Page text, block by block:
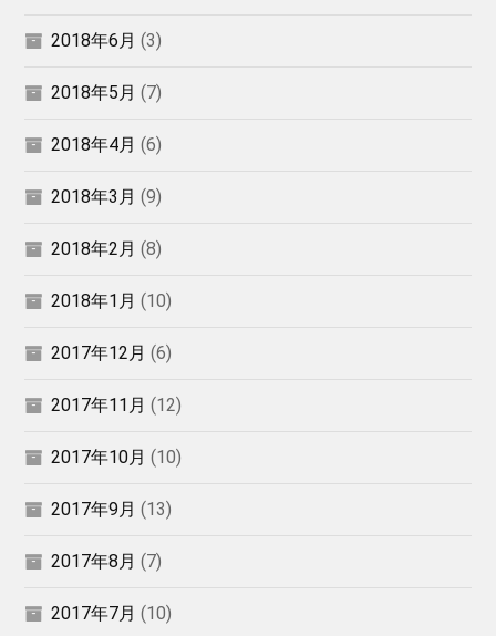
2018年6月 (3)
2018年5月 (7)
2018年4月 (6)
2018年3月 (9)
2018年2月 (8)
2018年1月 (10)
2017年12月 (6)
2017年11月 (12)
2017年10月 (10)
2017年9月 (13)
2017年8月 (7)
2017年7月 (10)